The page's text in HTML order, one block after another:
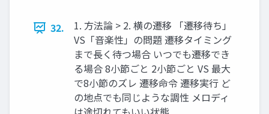
32.
1. 方法論 > 2. 横の遷移 「遷移待ち」
VS「音楽性」の問題 遷移タイミング
まで長く待つ場合 いつでも遷移でき
る場合 8小節ごと 2小節ごと VS 最大
で8小節のズレ 遷移命令 遷移実行 ど
の地点でも同じような調性 メロディ